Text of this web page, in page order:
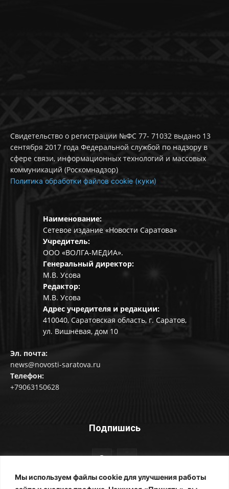
Мы используем файлы cookie для улучшения работы
Свидетельство о регистрации №ФС 77- 71032 выдано 13
сентября 2017 года Федеральной службой по надзору в
сфере связи, информационных технологий и массовых
коммуникаций (Роскомнадзор)
Политика обработки файлов cookie (куки)
Наименование:
Сетевое издание «Новости Саратова»
Учредитель:
ООО «ВОЛГА-МЕДИА».
Генеральный директор:
М.В. Усова
Редактор:
М.В. Усова
Адрес учредителя и редакции:
410040, Саратовская область, г. Саратов,
ул. Вишнёвая, дом 10
Эл. почта:
news@novosti-saratova.ru
Телефон:
+79063150628
Подпишись